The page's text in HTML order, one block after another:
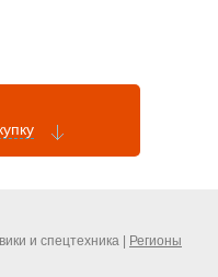
и спецтехника | Регионы